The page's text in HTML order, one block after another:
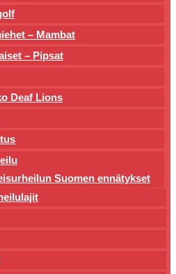
– Mambat
– Pipsat
Deaf Lions
Suomen ennätykset